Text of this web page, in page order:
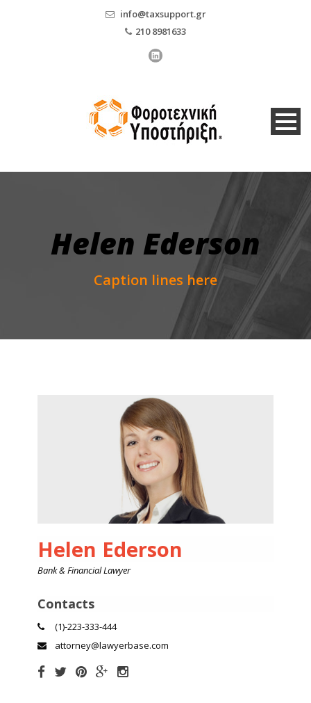
info@taxsupport.gr
210 8981633
Helen Ederson
Caption lines here
Helen Ederson
Bank & Financial Lawyer
Contacts
(1)-223-333-444
attorney@lawyerbase.com